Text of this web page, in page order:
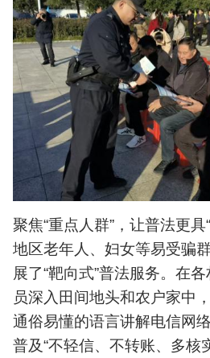
聚焦“重点人群”，让普法更
地区老年人、妇女等易受骗
展了“靶向式”普法服务。在
员深入田间地头和农户家中
通俗易懂的语言讲解电信网
普及“不轻信、不转账、多核